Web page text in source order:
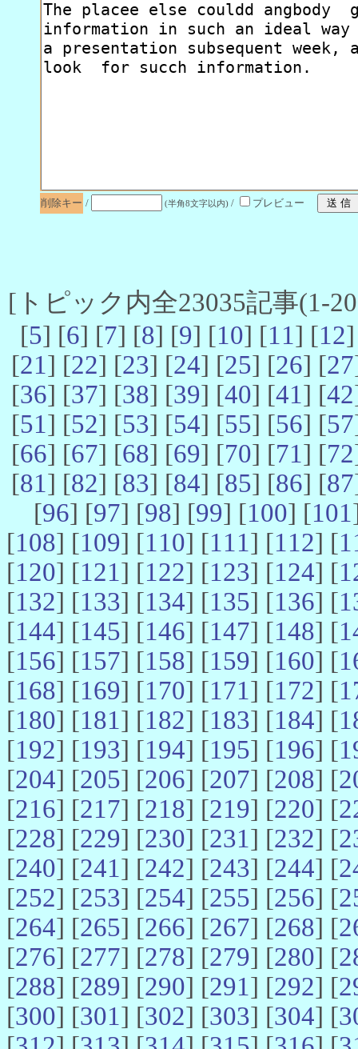
削除キー / (半角8文字以内) / プレビュー
[トピック内全23035記事(1-
[5] [6] [7] [8] [9] [10] [11] [12
[21] [22] [23] [24] [25] [26] [27
[36] [37] [38] [39] [40] [41] [42
[51] [52] [53] [54] [55] [56] [57
[66] [67] [68] [69] [70] [71] [72
[81] [82] [83] [84] [85] [86] [87
[96] [97] [98] [99] [100] [101
[108] [109] [110] [111] [112] [
[120] [121] [122] [123] [124] [
[132] [133] [134] [135] [136] [
[144] [145] [146] [147] [148] [
[156] [157] [158] [159] [160] [
[168] [169] [170] [171] [172] [
[180] [181] [182] [183] [184] [
[192] [193] [194] [195] [196] [
[204] [205] [206] [207] [208] [
[216] [217] [218] [219] [220] [
[228] [229] [230] [231] [232] [
[240] [241] [242] [243] [244] [
[252] [253] [254] [255] [256] [
[264] [265] [266] [267] [268] [
[276] [277] [278] [279] [280] [
[288] [289] [290] [291] [292] [
[300] [301] [302] [303] [304] [